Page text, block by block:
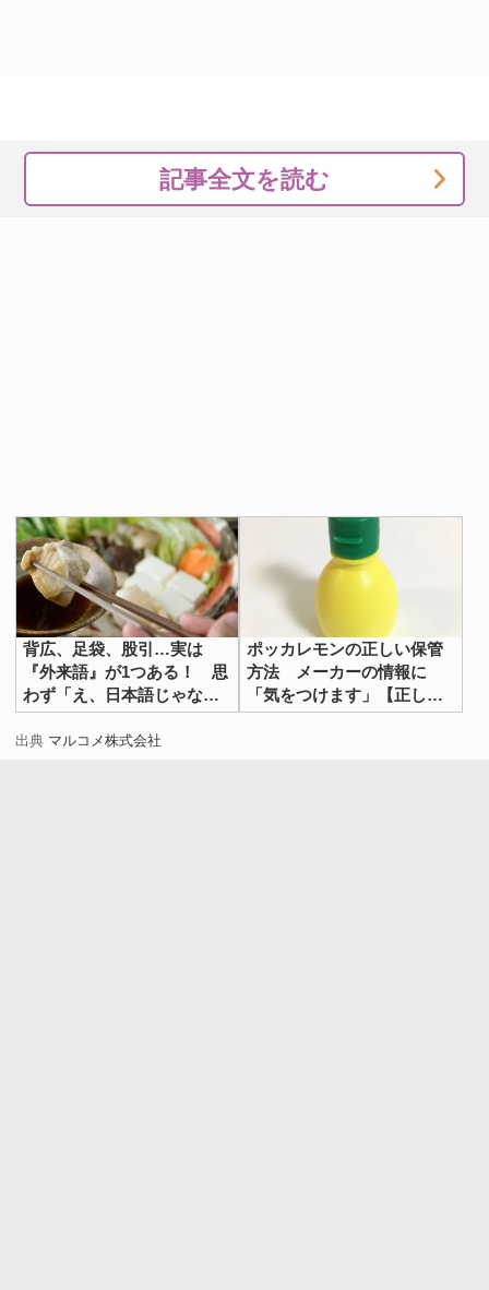
記事全文を読む
背広、足袋、股引…実は
『外来語』が1つある！ 思
わず「え、日本語じゃない
の？」と驚く名前3選
ポッカレモンの正しい保管
方法 メーカーの情報に
「気をつけます」【正しい
保存方法4選】
出典 マルコメ株式会社